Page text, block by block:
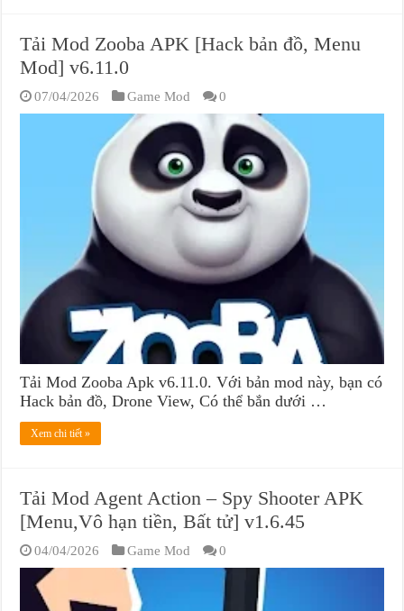
Tải Mod Zooba APK [Hack bản đồ, Menu
Mod] v6.11.0
07/04/2026 Game Mod 0
Tải Mod Zooba Apk v6.11.0. Với bản mod này, bạn có
Hack bản đồ, Drone View, Có thể bắn dưới …
Xem chi tiết »
Tải Mod Agent Action – Spy Shooter APK
[Menu,Vô hạn tiền, Bất tử] v1.6.45
04/04/2026 Game Mod 0